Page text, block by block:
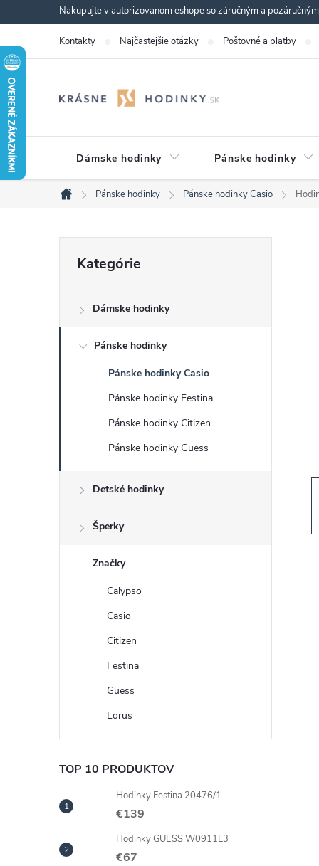
na
obsah
Nakupujte v autorizovanom eshope so záručným a
Kontakty Najčastejšie otázky Poštovné a platby
Dámske hodinky Pánske hodinky
Domov
Pánske hodinky Pánske hodinky Casio
č
a
kategórie
Kategórie
Dámske hodinky
Pánske hodinky
Pánske hodinky Casio
Pánske hodinky Festina
Pánske hodinky Citizen
Pánske hodinky Guess
Detské hodinky
Šperky
Značky
Calypso
Casio
Citizen
Festina
Guess
Lorus
TOP 10 PRODUKTOV
Hodinky Festina 20476/1
€139
Hodinky GUESS W0911L3
€67